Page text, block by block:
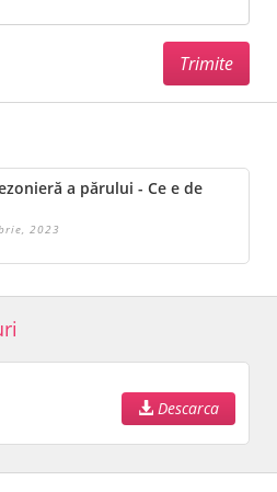
a părului - Ce e de
2023
Descarca